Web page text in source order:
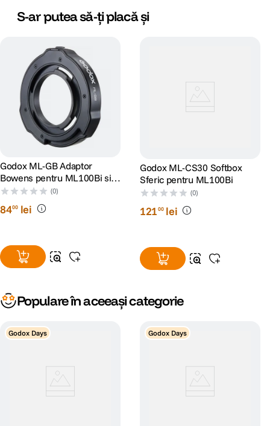
S-ar putea să-ți placă și
Godox ML-GB Adaptor
Bowens pentru ML100Bi si
ML60IIBi
(0)
8400 lei
Godox ML-CS30 Softbox
Sferic pentru ML100Bi
(0)
12100 lei
Populare în aceeași categorie
Godox Days Godox Days